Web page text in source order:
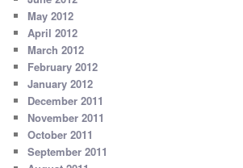
May 2012
April 2012
March 2012
February 2012
January 2012
December 2011
November 2011
October 2011
September 2011